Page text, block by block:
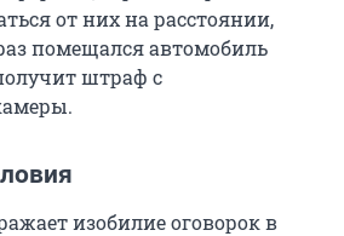
от них на расстоянии,
помещался автомобиль
штраф с
изобилие оговорок в